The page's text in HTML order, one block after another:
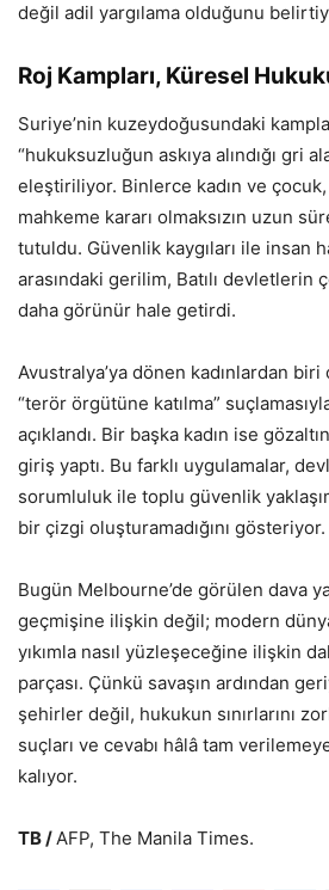
değil adil yargılama olduğunu
Roj Kampları, Küresel
Suriye’nin kuzeydoğusundaki
“hukuksuzluğun askıya alındığı gri
eleştiriliyor. Binlerce kadın ve
mahkeme kararı olmaksızın uzun
tutuldu. Güvenlik kaygıları ile insan
arasındaki gerilim, Batılı devletlerin
daha görünür hale getirdi.
Avustralya’ya dönen kadınlardan biri
“terör örgütüne katılma”
açıklandı. Bir başka kadın ise
giriş yaptı. Bu farklı uygulamalar,
sorumluluk ile toplu güvenlik
bir çizgi oluşturamadığını gösteriyor.
Bugün Melbourne’de görülen dava
geçmişine ilişkin değil; modern
yıkımla nasıl yüzleşeceğine ilişkin
parçası. Çünkü savaşın ardından
şehirler değil, hukukun sınırlarını
suçları ve cevabı hâlâ tam
kalıyor.
TB /AFP, The Manila Times.